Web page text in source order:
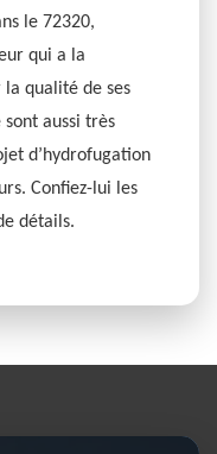
le 72320,
qui a la
qualité de ses
sont aussi très
d’hydrofugation
Confiez-lui les
détails.